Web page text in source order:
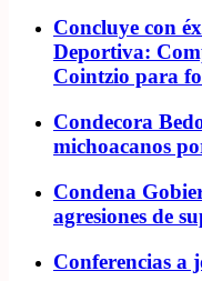
Concluye con
Deportiva:
Cointzio para
Condecora
michoacanos
Condena
agresiones de
Conferencias a